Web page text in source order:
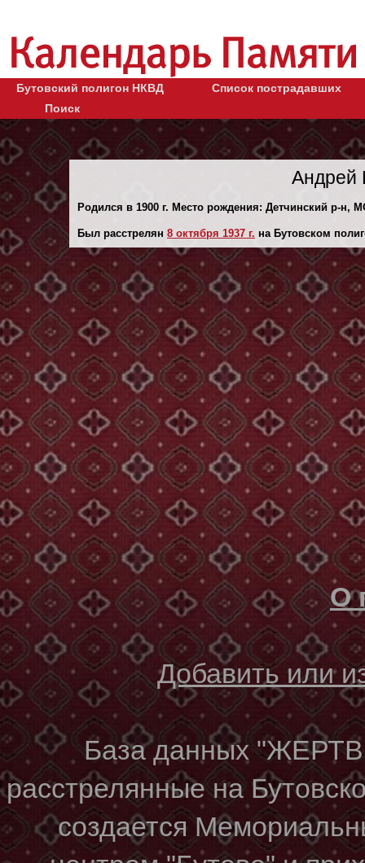
Бутовский полигон НКВД
Список пострадавших
Поиск
Андрей
Родился в 1900 г. Место рождения: Детчинский р-н,
Был расстрелян 8 октября 1937 г. на Бутовском
О
Добавить или
База данных
расстрелянные на
создается